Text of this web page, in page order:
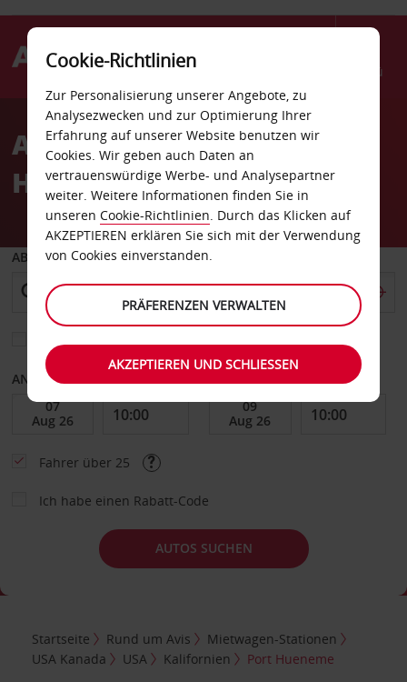
Menü
AvisAutovermietung Port
Hueneme
ABHOLEN VON
ANFANGSDATUM
Fahrer über 25
Ich habe einen Rabatt-Code
AUTOS SUCHEN
Startseite Rund um Avis
Mietwagen-Stationen
USA Kanada
USA Kalifornien Port Hueneme
Cookie-Richtlinien
Zur Personalisierung unserer Angebote, zu
Analysezwecken und zur Optimierung Ihrer
Erfahrung auf unserer Website benutzen wir
Cookies. Wir geben auch Daten an
vertrauenswürdige Werbe- und Analysepartner
weiter. Weitere Informationen finden Sie in
unseren Cookie-Richtlinien. Durch das Klicken auf
AKZEPTIEREN erklären Sie sich mit der Verwendung
von Cookies einverstanden.
PRÄFERENZEN VERWALTEN
AKZEPTIEREN UND SCHLIESSEN